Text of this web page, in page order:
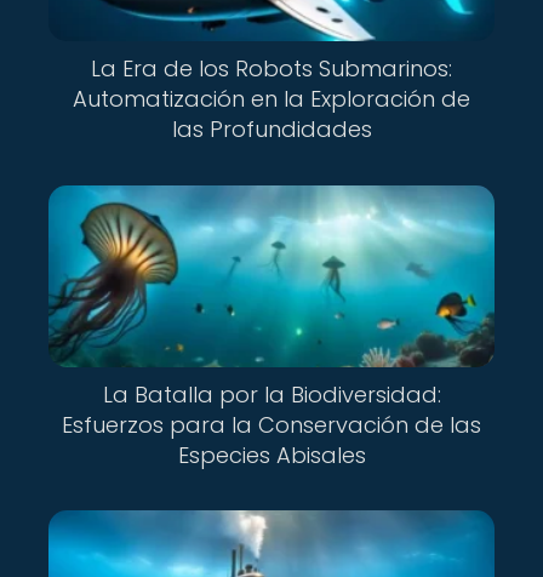
La Era de los Robots Submarinos:
Automatización en la Exploración de
las Profundidades
La Batalla por la Biodiversidad:
Esfuerzos para la Conservación de las
Especies Abisales